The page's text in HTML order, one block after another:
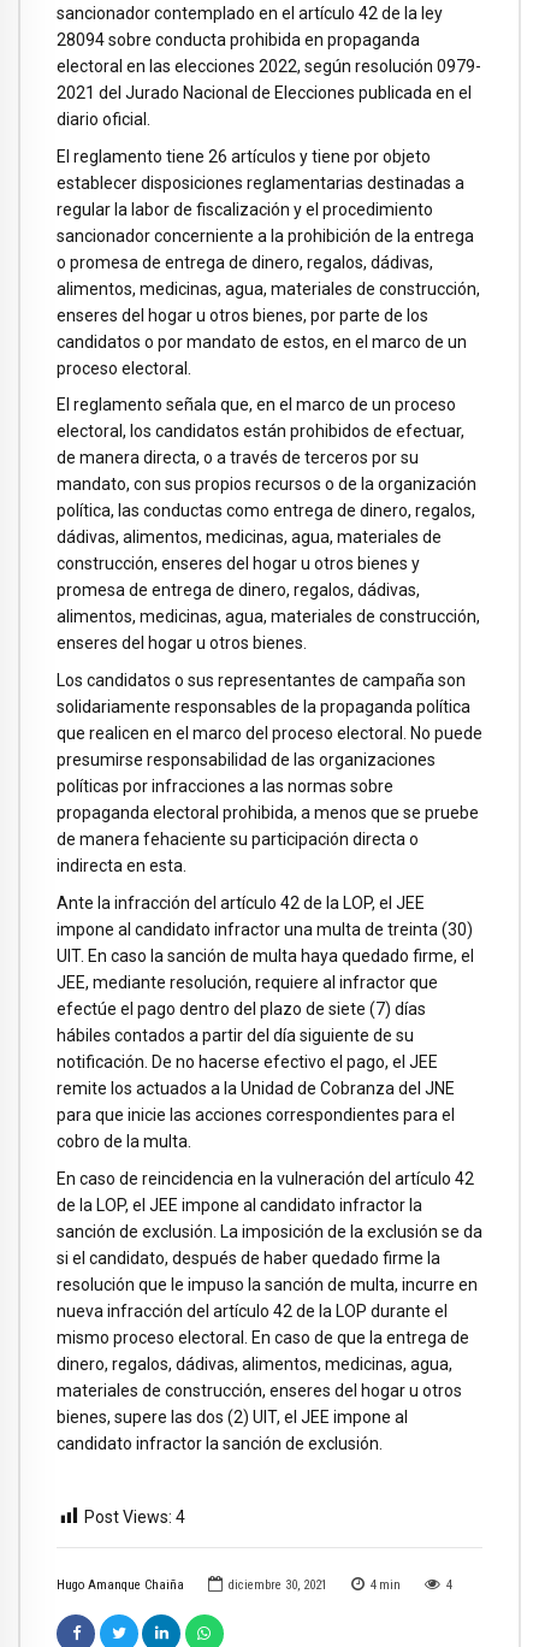
Hugo Amanque Chaiña diciembre 30, 2021 4 min 4
sancionador contemplado en el artículo 42 de la ley
28094 sobre conducta prohibida en propaganda
electoral en las elecciones 2022, según resolución 0979-
2021 del Jurado Nacional de Elecciones publicada en el
diario oficial.
El reglamento tiene 26 artículos y tiene por objeto
establecer disposiciones reglamentarias destinadas a
regular la labor de fiscalización y el procedimiento
sancionador concerniente a la prohibición de la entrega
o promesa de entrega de dinero, regalos, dádivas,
alimentos, medicinas, agua, materiales de construcción,
enseres del hogar u otros bienes, por parte de los
candidatos o por mandato de estos, en el marco de un
proceso electoral.
El reglamento señala que, en el marco de un proceso
electoral, los candidatos están prohibidos de efectuar,
de manera directa, o a través de terceros por su
mandato, con sus propios recursos o de la organización
política, las conductas como entrega de dinero, regalos,
dádivas, alimentos, medicinas, agua, materiales de
construcción, enseres del hogar u otros bienes y
promesa de entrega de dinero, regalos, dádivas,
alimentos, medicinas, agua, materiales de construcción,
enseres del hogar u otros bienes.
Los candidatos o sus representantes de campaña son
solidariamente responsables de la propaganda política
que realicen en el marco del proceso electoral. No puede
presumirse responsabilidad de las organizaciones
políticas por infracciones a las normas sobre
propaganda electoral prohibida, a menos que se pruebe
de manera fehaciente su participación directa o
indirecta en esta.
Ante la infracción del artículo 42 de la LOP, el JEE
impone al candidato infractor una multa de treinta (30)
UIT. En caso la sanción de multa haya quedado firme, el
JEE, mediante resolución, requiere al infractor que
efectúe el pago dentro del plazo de siete (7) días
hábiles contados a partir del día siguiente de su
notificación. De no hacerse efectivo el pago, el JEE
remite los actuados a la Unidad de Cobranza del JNE
para que inicie las acciones correspondientes para el
cobro de la multa.
En caso de reincidencia en la vulneración del artículo 42
de la LOP, el JEE impone al candidato infractor la
sanción de exclusión. La imposición de la exclusión se da
si el candidato, después de haber quedado firme la
resolución que le impuso la sanción de multa, incurre en
nueva infracción del artículo 42 de la LOP durante el
mismo proceso electoral. En caso de que la entrega de
dinero, regalos, dádivas, alimentos, medicinas, agua,
materiales de construcción, enseres del hogar u otros
bienes, supere las dos (2) UIT, el JEE impone al
candidato infractor la sanción de exclusión.
Post Views: 4